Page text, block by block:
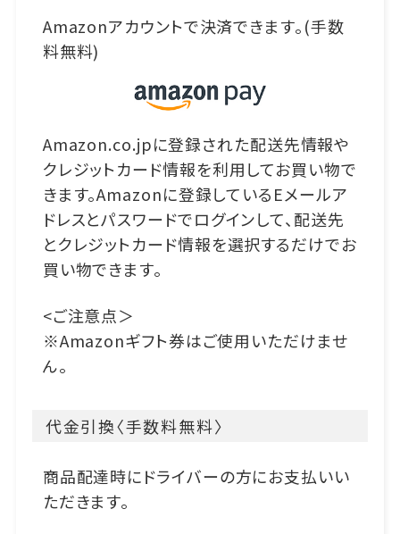
Amazonアカウントで決済できます。(手数
料無料)
Amazon.co.jpに登録された配送先情報や
クレジットカード情報を利用してお買い物で
きます。Amazonに登録しているEメールア
ドレスとパスワードでログインして、配送先
とクレジットカード情報を選択するだけでお
買い物できます。
<ご注意点＞
※Amazonギフト券はご使用いただけませ
ん。
代金引換〈手数料無料〉
商品配達時にドライバーの方にお支払いい
ただきます。